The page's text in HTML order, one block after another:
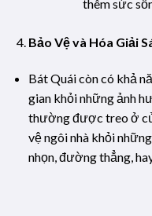
thêm sức
Bảo Vệ và Hóa Giải
Bát Quái còn có khả
gian khỏi những ảnh
thường được treo ở
vệ ngôi nhà khỏi
nhọn, đường thẳng,